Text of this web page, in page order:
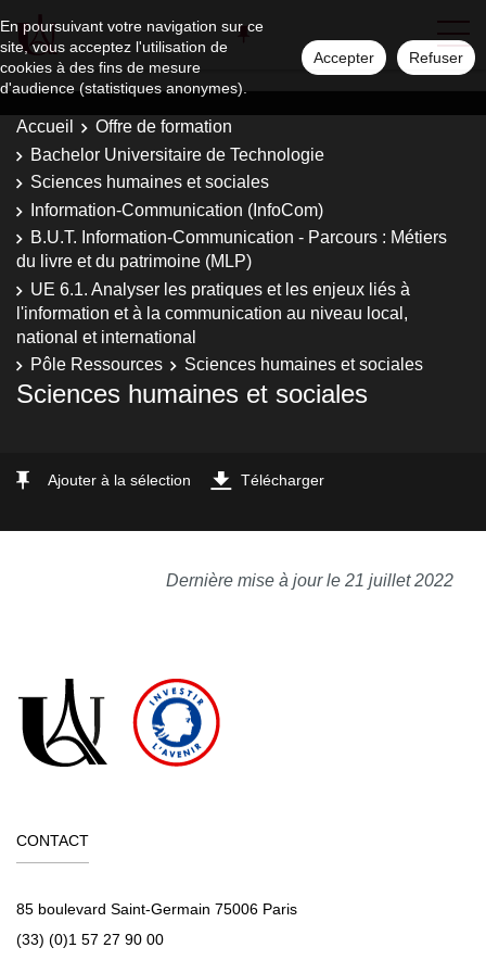
En poursuivant votre navigation sur ce
site, vous acceptez l'utilisation de
cookies à des fins de mesure
d'audience (statistiques anonymes).
Accepter Refuser
Accueil
Offre de formation
Bachelor Universitaire de Technologie
Sciences humaines et sociales
Information-Communication (InfoCom)
B.U.T. Information-Communication - Parcours : Métiers
du livre et du patrimoine (MLP)
UE 6.1. Analyser les pratiques et les enjeux liés à
l'information et à la communication au niveau local,
national et international
Pôle Ressources
Sciences humaines et sociales
Sciences humaines et sociales
Ajouter à la sélection Télécharger
Dernière mise à jour le 21 juillet 2022
CONTACT
85 boulevard Saint-Germain 75006 Paris
(33) (0)1 57 27 90 00